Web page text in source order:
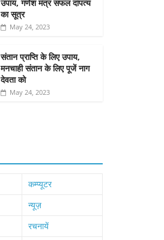
उपाय, गणेश मंत्र सफल दांपत्य
का सूत्र
May 24, 2023
संतान प्राप्ति के लिए उपाय,
मनचाही संतान के लिए पूजें नाग
देवता को
May 24, 2023
कम्प्यूटर
न्यूज़
रचनायें